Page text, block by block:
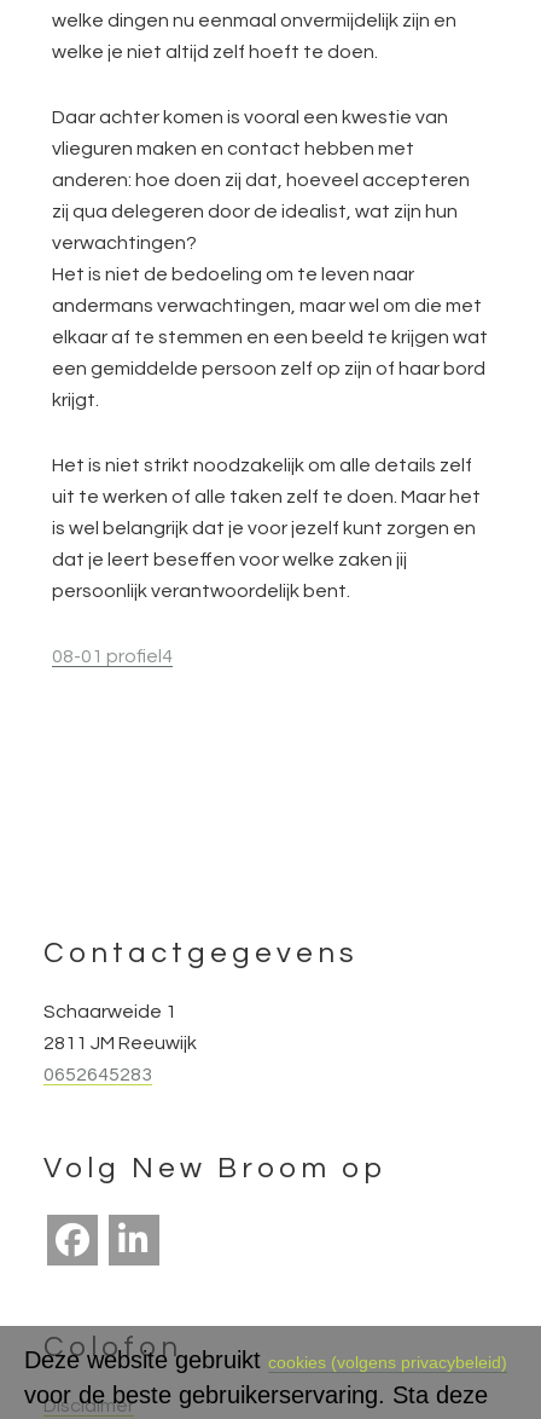
welke dingen nu eenmaal onvermijdelijk zijn en
welke je niet altijd zelf hoeft te doen.
Daar achter komen is vooral een kwestie van
vlieguren maken en contact hebben met
anderen: hoe doen zij dat, hoeveel accepteren
zij qua delegeren door de idealist, wat zijn hun
verwachtingen?
Het is niet de bedoeling om te leven naar
andermans verwachtingen, maar wel om die met
elkaar af te stemmen en een beeld te krijgen wat
een gemiddelde persoon zelf op zijn of haar bord
krijgt.
Het is niet strikt noodzakelijk om alle details zelf
uit te werken of alle taken zelf te doen. Maar het
is wel belangrijk dat je voor jezelf kunt zorgen en
dat je leert beseffen voor welke zaken jij
persoonlijk verantwoordelijk bent.
08-01 profiel4
Footer
Contactgegevens
Schaarweide 1
2811 JM Reeuwijk
0652645283
Volg New Broom op
Colofon
Disclaimer
Deze website gebruikt cookies (volgens privacybeleid)
voor de beste gebruikerservaring. Sta deze